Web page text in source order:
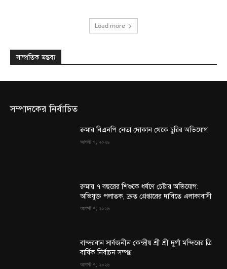
Load more
সাম্প্রতিক মন্তব্য
সম্পাদকের নির্বাচিত
রুমার বিএনপি নেতা দোকান থেকে চুরির অভিযোগ
আগস্ট ৭, ২০২৬
রুমায় ৭ বছরের শিশুকে ধর্ষণে চেষ্টার অভিযোগ:
অভিযুক্ত পলাতক, দ্রুত গ্রেপ্তারের দাবিতে এলাকাবাসী
আগস্ট ৭, ২০২৬
বান্দরবান সার্বজনীন কেন্দ্রীয় শ্রী শ্রী দুর্গা মন্দিরের ত্রি
বার্ষিক নির্বাচন সম্পন্ন
আগস্ট ৭, ২০২৬